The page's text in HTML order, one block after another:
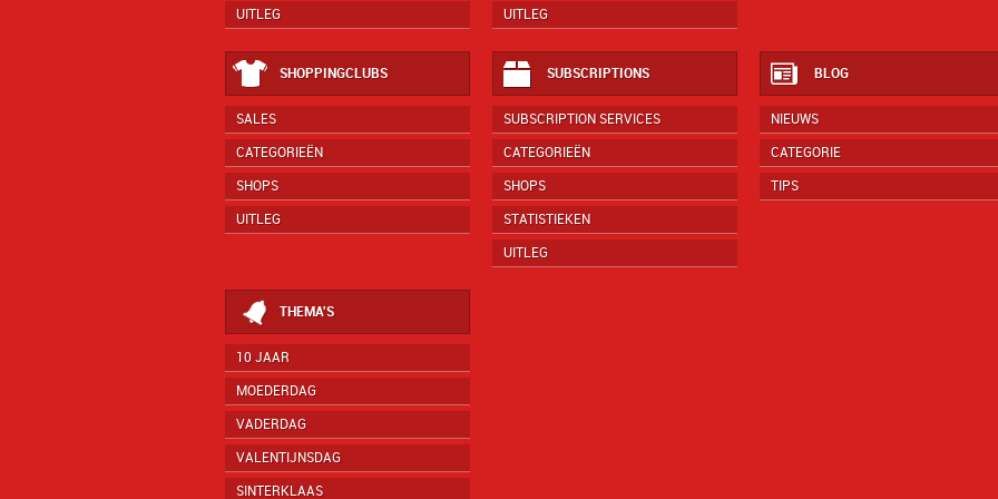
UITLEG UITLEG
SHOPPINGCLUBS
SALES
CATEGORIEËN
SHOPS
UITLEG
SUBSCRIPTIONS
SUBSCRIPTION SERVICES
CATEGORIEËN
SHOPS
STATISTIEKEN
UITLEG
BLOG
NIEUWS
CATEGORIE
TIPS
THEMA'S
10 JAAR
MOEDERDAG
VADERDAG
VALENTIJNSDAG
SINTERKLAAS